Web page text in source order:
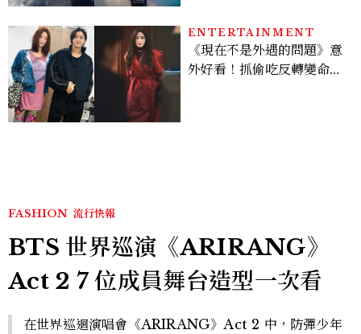
ENTERTAINMENT
《現在不是外遇的問題》意
外好看！抓偷吃反轉變命
FASHION 流行快報
BTS 世界巡演《ARIRANG》
Act 2 7 位成員舞台造型一次看
在世界巡迴演唱會《ARIRANG》Act 2 中，防彈少年